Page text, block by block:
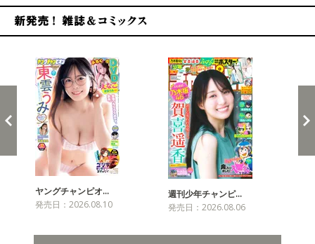
ヤングチャンピオ…
発売日：2026.08.10
週刊少年チャンピ…
発売日：2026.08.06